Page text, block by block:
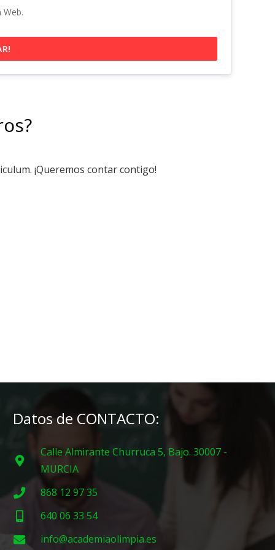
Web.
¡Queremos contar contigo!
Datos de CONTACTO:
Calle Almirante Churruca 5, Bajo. 30007 -
MURCIA
868 12 97 35
640 06 33 54
info@academiaolimpia.es